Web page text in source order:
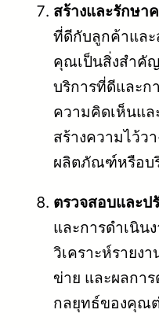
สร้างและรักษา
ที่ดีกับลูกค้าและ
คุณเป็นสิ่งสำคั
บริการที่ดีและก
ความคิดเห็นแ
สร้างความไว้ว
ผลิตภัณฑ์หรือบ
ตรวจสอบและป
และการดำเนิน
วิเคราะห์รายง
ข่าย และผลกา
กลยุทธ์ของคุณ